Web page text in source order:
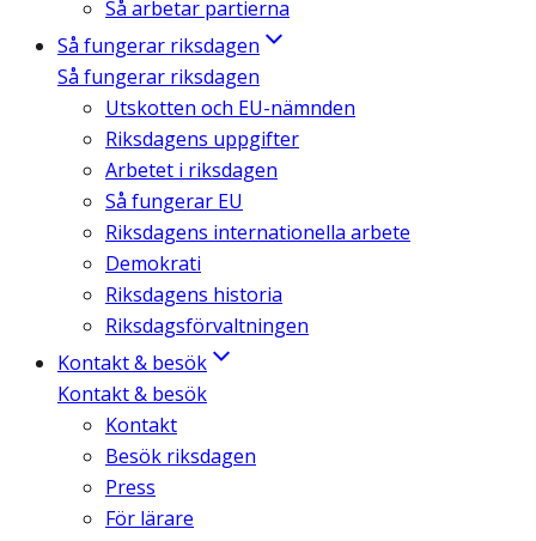
Så arbetar partierna
Så fungerar riksdagen
Så fungerar riksdagen
Utskotten och EU-nämnden
Riksdagens uppgifter
Arbetet i riksdagen
Så fungerar EU
Riksdagens internationella arbete
Demokrati
Riksdagens historia
Riksdagsförvaltningen
Kontakt & besök
Kontakt & besök
Kontakt
Besök riksdagen
Press
För lärare